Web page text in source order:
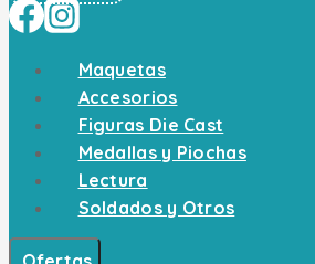
Maquetas
Accesorios
Figuras Die Cast
Medallas y Piochas
Lectura
Soldados y Otros